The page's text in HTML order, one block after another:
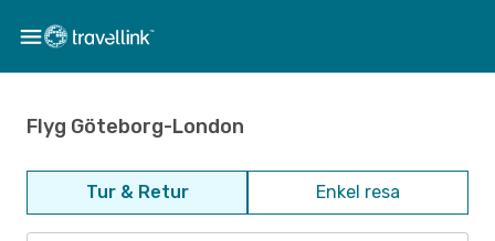
Flyg Göteborg-London
Tur & Retur Enkel resa